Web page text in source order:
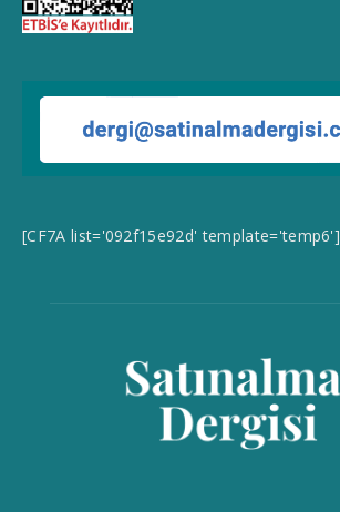
[CF7A list='092f15e92d' template='temp6']